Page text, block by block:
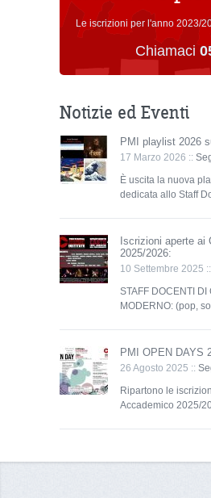
Le iscrizioni per l'anno 2023/
Chiamaci
Notizie ed Eventi
PMI playlist 2026
17 Marzo 2026 ::
È uscita la nuova
dedicata allo Staff
Iscrizioni aperte ai
2025/2026:
10 Settembre 2025 ::
STAFF DOCENTI
MODERNO: (pop,
PMI OPEN DAYS
26 Agosto 2025 ::
Ripartono le
Accademico 2025/